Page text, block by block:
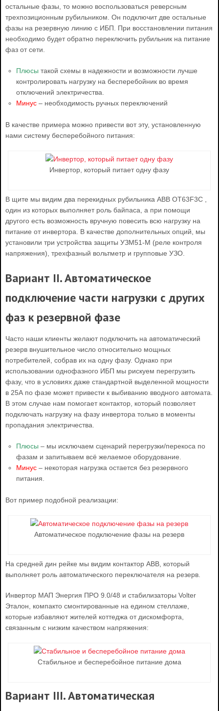
остальные фазы, то можно воспользоваться реверсным
трехпозиционным рубильником. Он подключит две остальные
фазы на резервную линию с ИБП. При восстановлении питания
необходимо будет обратно переключить рубильник на питание
фаз от сети.
Плюсы такой схемы в надежности и возможности лучше
контролировать нагрузку на бесперебойник во время
отключений электричества.
Минус – необходимость ручных переключений
В качестве примера можно привести вот эту, установленную
нами систему бесперебойного питания:
Инвертор, который питает одну фазу
В щите мы видим два перекидных рубильника ABB OT63F3C ,
один из которых выполняет роль байпаса, а при помощи
другого есть возможность вручную повесить всю нагрузку на
питание от инвертора. В качестве дополнительных опций, мы
установили три устройства защиты УЗМ51-М (реле контроля
напряжения), трехфазный вольтметр и групповые УЗО.
Вариант II. Автоматическое
подключение части нагрузки с других
фаз к резервной фазе
Часто наши клиенты желают подключить на автоматический
резерв внушительное число относительно мощных
потребителей, собрав их на одну фазу. Однако при
использовании однофазного ИБП мы рискуем перегрузить
фазу, что в условиях даже стандартной выделенной мощности
в 25А по фазе может привести к выбиванию вводного автомата.
В этом случае нам помогает контактор, который позволяет
подключать нагрузку на фазу инвертора только в моменты
пропадания электричества.
Плюсы – мы исключаем сценарий перегрузки/перекоса по
фазам и запитываем всё желаемое оборудование.
Минус – некоторая нагрузка остается без резервного
питания.
Вот пример подобной реализации:
Автоматическое подключение фазы на резерв
На средней дин рейке мы видим контактор ABB, который
выполняет роль автоматического переключателя на резерв.
Инвертор МАП Энергия ПРО 9.0/48 и стабилизаторы Volter
Эталон, компакто смонтированные на едином стеллаже,
которые избавляют жителей коттеджа от дискомфорта,
связанным с низким качеством напряжения:
Стабильное и бесперебойное питание дома
Вариант III. Автоматическая